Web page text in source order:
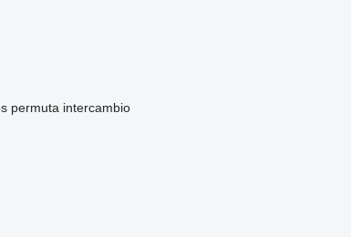
permuta intercambio